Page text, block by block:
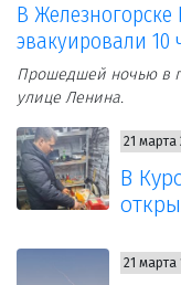
В
эвакуировали 10
Прошедшей ночью в
улице Ленина.
21 марта
В
21 марта